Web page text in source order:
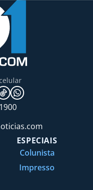
ESPECIAIS
Colunista
Impresso